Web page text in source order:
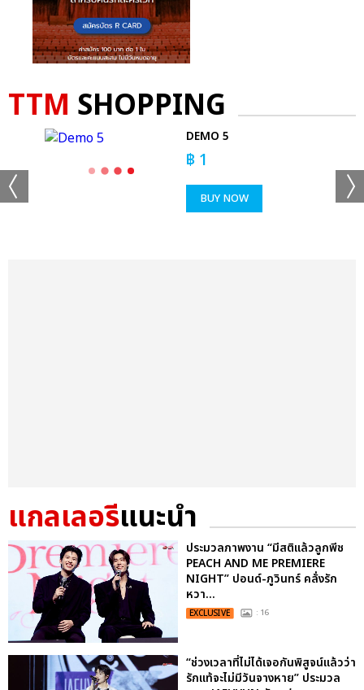
TTM SHOPPING
DEMO 5
฿ 1
BUY NOW
แกลเลอรีแนะนำ
ประมวลภาพงาน “มีสติแล้วลูกพีช
PEACH AND ME PREMIERE
NIGHT” ปอนด์-ภูวินทร์ คลั่งรัก
หวา...
EXCLUSIVE : 16
“ช่วงเวลาที่ไม่ได้เจอกันพิสูจน์แล้วว่า
รักแท้จะไม่มีวันจางหาย” ประมวล